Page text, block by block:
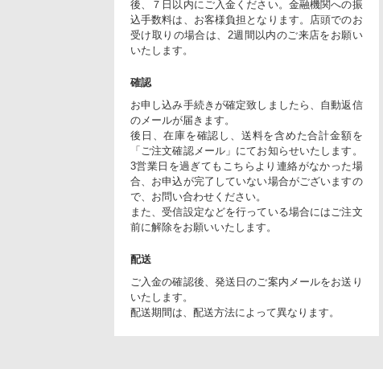
後、７日以内にご入金ください。金融機関への振
込手数料は、お客様負担となります。店頭でのお
受け取りの場合は、2週間以内のご来店をお願い
いたします。
確認
お申し込み手続きが確定致しましたら、自動返信
のメールが届きます。
後日、在庫を確認し、送料を含めた合計金額を
「ご注文確認メール」にてお知らせいたします。
3営業日を過ぎてもこちらより連絡がなかった場
合、お申込が完了していない場合がございますの
で、お問い合わせください。
また、受信設定などを行っている場合にはご注文
前に解除をお願いいたします。
配送
ご入金の確認後、発送日のご案内メールをお送り
いたします。
配送期間は、配送方法によって異なります。